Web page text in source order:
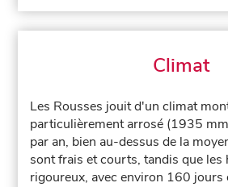
Climat
Les Rousses jouit d'un climat
particulièrement arrosé (1935
par an, bien au-dessus de la
sont frais et courts, tandis que les
rigoureux, avec environ 160 jours